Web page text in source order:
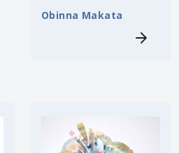
Obinna Makata